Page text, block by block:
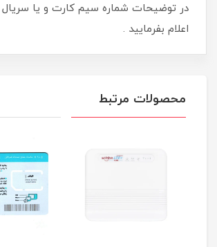
در توضیحات شماره سیم کارت و یا
اعلام بفرمایید .
محصولات مرتبط